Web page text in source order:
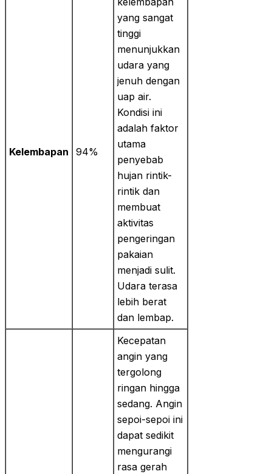
Kelembapan 94%
yang sangat
tinggi
menunjukkan
udara yang
jenuh dengan
uap air.
Kondisi ini
adalah faktor
utama
penyebab
hujan rintik-
rintik dan
membuat
aktivitas
pengeringan
pakaian
menjadi sulit.
Udara terasa
lebih berat
dan lembap.
Kecepatan
angin yang
tergolong
ringan hingga
sedang. Angin
sepoi-sepoi ini
dapat sedikit
mengurangi
rasa gerah